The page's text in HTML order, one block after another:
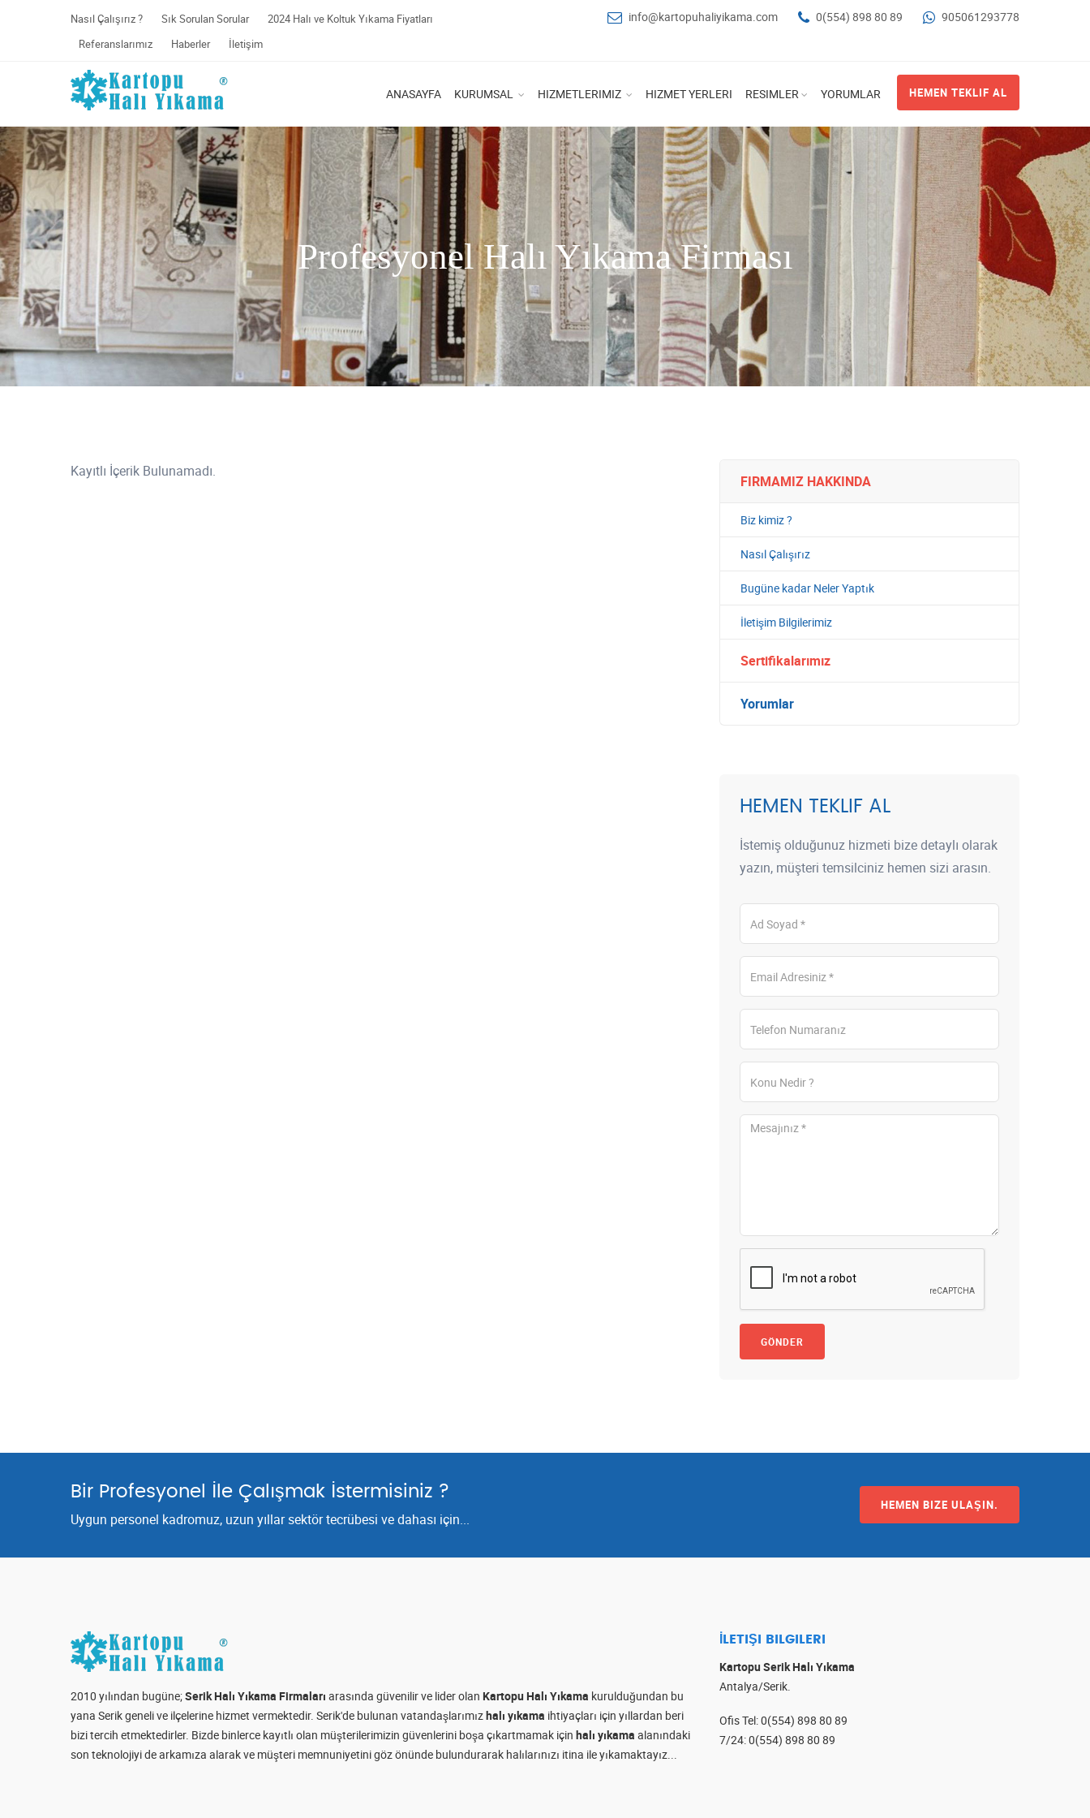
Nasıl Çalışırız ? Sık Sorulan Sorular
2024 Halı ve Koltuk Yıkama Fiyatları
Referanslarımız
Haberler İletişim
info@kartopuhaliyikama.com 0(554) 898 80 89 905061293778
ANASAYFA KURUMSAL HIZMETLERIMIZ HIZMET YERLERI RESIMLER YORUMLAR HEMEN TEKLIF AL
Profesyonel Halı Yıkama Firması
Kayıtlı İçerik Bulunamadı.
FIRMAMIZ HAKKINDA
Biz kimiz ?
Nasıl Çalışırız
Bugüne kadar Neler Yaptık
İletişim Bilgilerimiz
Sertifikalarımız
Yorumlar
HEMEN TEKLIF AL
İstemiş olduğunuz hizmeti bize detaylı olarak
yazın, müşteri temsilciniz hemen sizi arasın.
GÖNDER
Bir Profesyonel İle Çalışmak İstermisiniz ?
Uygun personel kadromuz, uzun yıllar sektör tecrübesi ve dahası için...
HEMEN BIZE ULAŞIN.
2010 yılından bugüne;Serik Halı Yıkama Firmaları arasında güvenilir ve lider olan Kartopu Halı Yıkama kurulduğundan bu
yana Serik geneli ve ilçelerine hizmet vermektedir. Serik'de bulunan vatandaşlarımızhalı yıkama ihtiyaçları için yıllardan beri
bizi tercih etmektedirler. Bizde binlerce kayıtlı olan müşterilerimizin güvenlerini boşa çıkartmamak için halı yıkama alanındaki
son teknolojiyi de arkamıza alarak ve müşteri memnuniyetini göz önünde bulundurarak halılarınızı itina ile yıkamaktayız...
İLETIŞI BILGILERI
Kartopu Serik Halı Yıkama
Antalya/Serik.
Ofis Tel:0(554) 898 80 89
7/24:0(554) 898 80 89